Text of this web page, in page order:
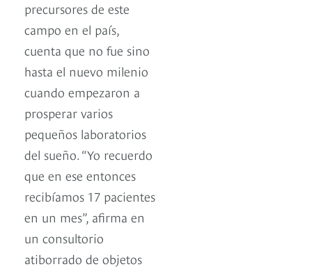
precursores de este
campo en el país,
cuenta que no fue sino
hasta el nuevo milenio
cuando empezaron a
prosperar varios
pequeños laboratorios
del sueño. “Yo recuerdo
que en ese entonces
recibíamos 17 pacientes
en un mes”, afirma en
un consultorio
atiborrado de objetos